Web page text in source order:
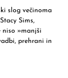
slog večinoma
Sims,
niso »manjši
prehrani in